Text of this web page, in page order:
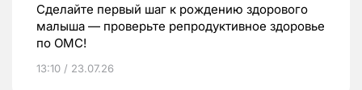
Сделайте первый шаг к рождению здорового
малыша — проверьте репродуктивное здоровье
по ОМС!
13:10 / 23.07.26